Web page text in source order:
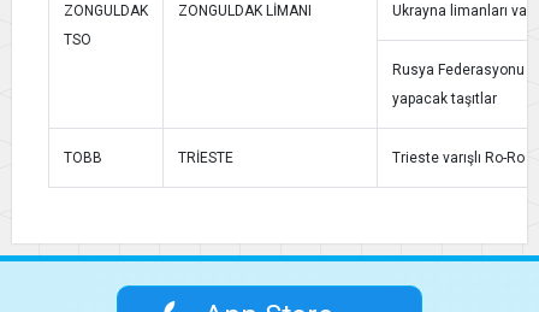
ZONGULDAK
TSO
ZONGULDAK LİMANI Ukrayna limanları
Rusya Federasyonu
yapacak taşıtlar
TOBB TRİESTE Trieste varışlı Ro-Ro